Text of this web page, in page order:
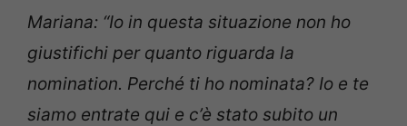
Mariana: “Io in questa situazione non ho
giustifichi per quanto riguarda la
nomination. Perché ti ho nominata? Io e te
siamo entrate qui e c’è stato subito un